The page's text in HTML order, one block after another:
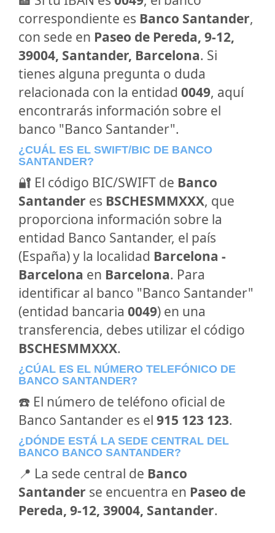
correspondiente es Banco Santander,
con sede en Paseo de Pereda, 9-12,
39004, Santander, Barcelona. Si
tienes alguna pregunta o duda
relacionada con la entidad 0049, aquí
encontrarás información sobre el
banco "Banco Santander".
¿CUÁL ES EL SWIFT/BIC DE BANCO
SANTANDER?
🔐 El código BIC/SWIFT de Banco
Santander es BSCHESMMXXX, que
proporciona información sobre la
entidad Banco Santander, el país
(España) y la localidad Barcelona -
Barcelona en Barcelona. Para
identificar al banco "Banco Santander"
(entidad bancaria 0049) en una
transferencia, debes utilizar el código
BSCHESMMXXX.
¿CÚAL ES EL NÚMERO TELEFÓNICO DE
BANCO SANTANDER?
☎️ El número de teléfono oficial de
Banco Santander es el 915 123 123.
¿DÓNDE ESTÁ LA SEDE CENTRAL DEL
BANCO BANCO SANTANDER?
📍 La sede central de Banco
Santander se encuentra en Paseo de
Pereda, 9-12, 39004, Santander.